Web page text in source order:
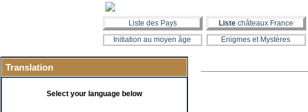
Liste des Pays Liste châteaux France
Initiation au moyen âge
Enigmes et Mystères
Translation
Select your language below